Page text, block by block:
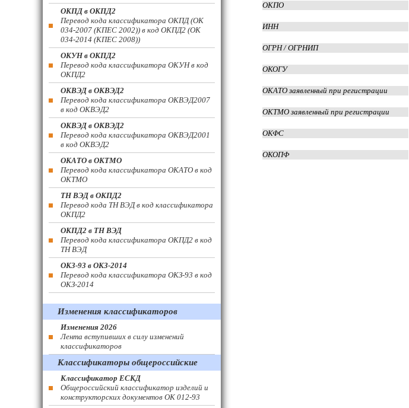
ОКПО
ИНН
ОГРН / ОГРНИП
ОКОГУ
ОКАТО заявленный при регистрации
ОКТМО заявленный при регистрации
ОКФС
ОКОПФ
ОКПД в ОКПД2
Перевод кода классификатора ОКПД (ОК
034-2007 (КПЕС 2002)) в код ОКПД2 (ОК
034-2014 (КПЕС 2008))
ОКУН в ОКПД2
Перевод кода классификатора ОКУН в код
ОКПД2
ОКВЭД в ОКВЭД2
Перевод кода классификатора ОКВЭД2007
в код ОКВЭД2
ОКВЭД в ОКВЭД2
Перевод кода классификатора ОКВЭД2001
в код ОКВЭД2
ОКАТО в ОКТМО
Перевод кода классификатора ОКАТО в код
ОКТМО
ТН ВЭД в ОКПД2
Перевод кода ТН ВЭД в код классификатора
ОКПД2
ОКПД2 в ТН ВЭД
Перевод кода классификатора ОКПД2 в код
ТН ВЭД
ОКЗ-93 в ОКЗ-2014
Перевод кода классификатора ОКЗ-93 в код
ОКЗ-2014
Изменения классификаторов
Изменения 2026
Лента вступивших в силу изменений
классификаторов
Классификаторы общероссийские
Классификатор ЕСКД
Общероссийский классификатор изделий и
конструкторских документов ОК 012-93